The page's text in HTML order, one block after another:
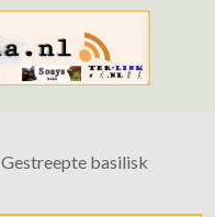
Gestreepte basilisk